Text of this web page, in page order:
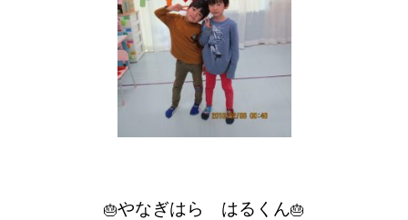
🎂やなぎはら はるくん🎂